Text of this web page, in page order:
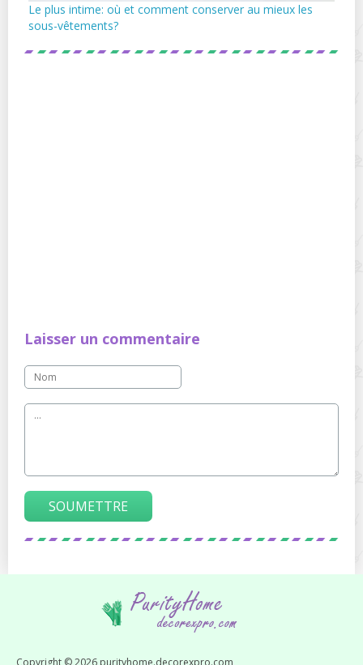
Le plus intime: où et comment conserver au mieux les
sous-vêtements?
Laisser un commentaire
SOUMETTRE
Copyright © 2026 purityhome.decorexpro.com